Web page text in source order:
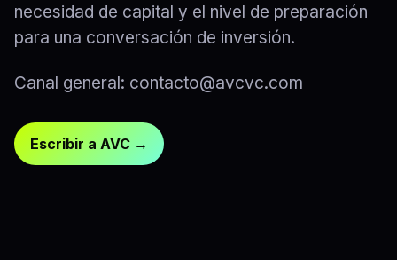
necesidad de capital y el nivel de preparación
para una conversación de inversión.
Canal general: contacto@avcvc.com
Escribir a AVC →